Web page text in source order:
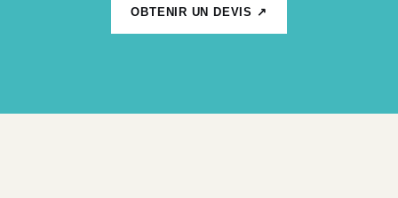
OBTENIR UN DEVIS ↗